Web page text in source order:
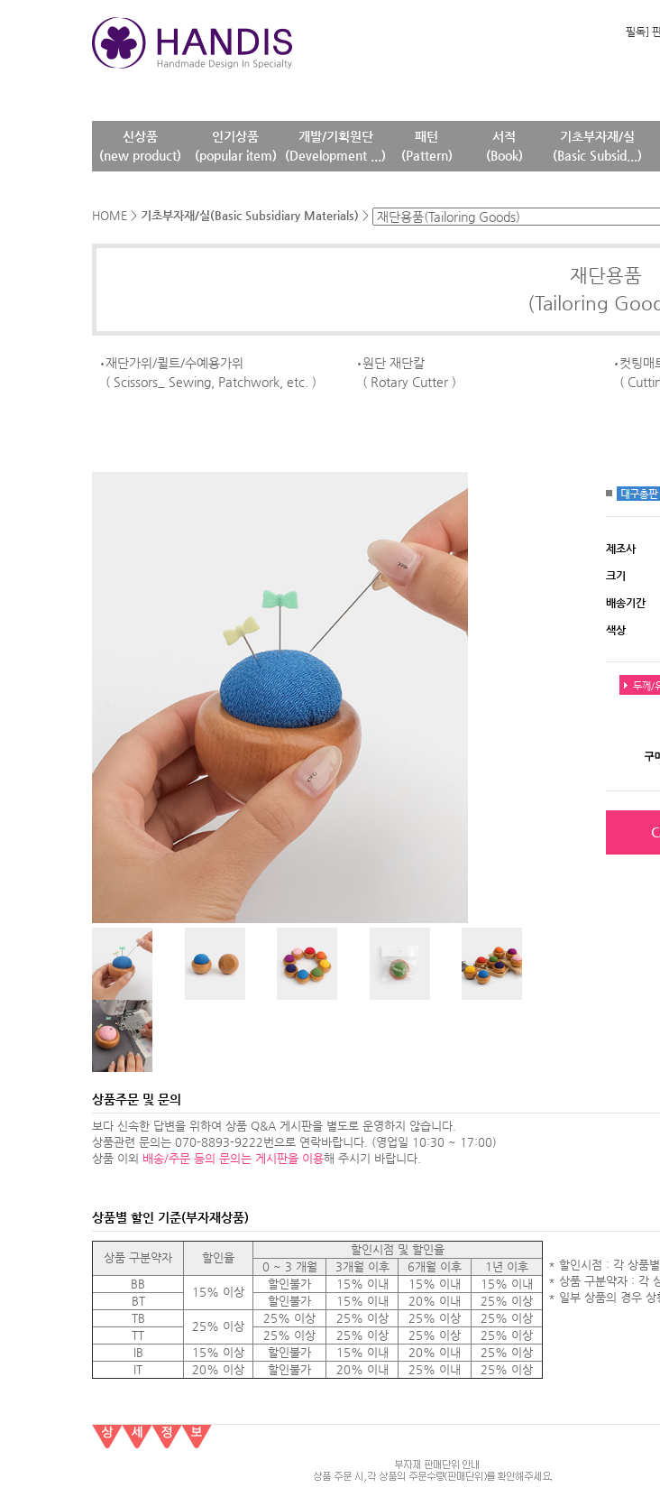
필독]
확인
필독]
신상품
(new product)
인기상품
(popular item)
개발/기획원단
(Development ...)
패턴
(Pattern)
서적
(Book)
기초부자재/실
(Basic Subsid...)
HOME > 기초부자재/실(Basic Subsidiary Materials) >
재단용품
(Tailoring
재단가위/퀼트/수예용가위
( Scissors_ Sewing, Patchwork, etc. )
원단 재단칼
( Rotary Cutter )
컷팅매
(
제조사
크기
배송기간
색상
두께/
구
상품주문 및 문의
보다 신속한 답변을 위하여 상품 Q&A 게시판을 별도로 운영하지 않습니다.
상품관련 문의는 070-8893-9222번으로 연락바랍니다. (영업일 10:30 ~ 17:00)
상품 이외 배송/주문 등의 문의는 게시판을 이용해 주시기 바랍니다.
상품별 할인 기준(부자재상품)
상품 구분약자 할인율
할인시점 및 할인율
0 ~ 3 개월
3개월 이후 6개월 이후
1년 이후
BB
15% 이상
할인불가 15% 이내 15% 이내
15% 이내
BT
할인불가 15% 이내 20% 이내
25% 이상
TB
25% 이상
25% 이상 25% 이상 25% 이상
25% 이상
TT
25% 이상 25% 이상 25% 이상
25% 이상
IB
15% 이상 할인불가 15% 이내 20% 이내
25% 이상
IT
20% 이상 할인불가 20% 이내 25% 이내 25% 이상
* 할인시점 : 각 상품
* 상품 구분약자 : 각
* 일부 상품의 경우 상